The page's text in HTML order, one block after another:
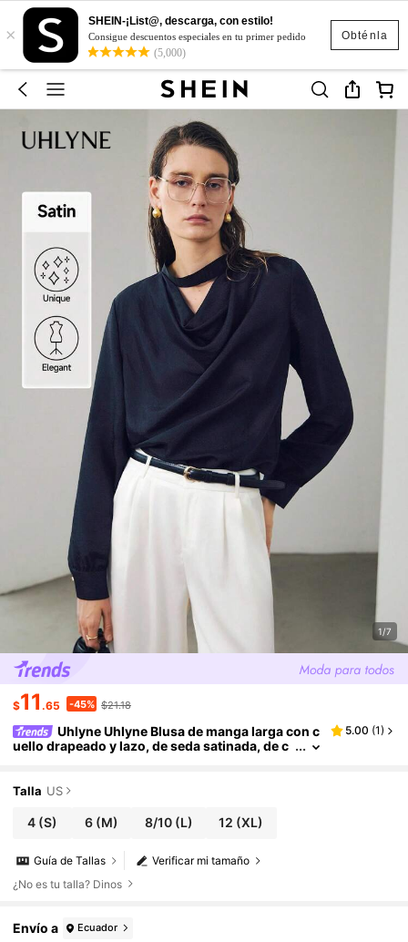
Obténla
×
SHEIN-¡List@, descarga, con estilo!
Consigue descuentos especiales en tu primer pedido
(5,000)
1/7
$11 .65 -45% $21.18
Uhlyne Uhlyne Blusa de manga larga con c
uello drapeado y lazo, de seda satinada, de c
res, vuelta al colegio, otoño, estilo neutral, casual
5.00 (1)
Talla US
4 (S) 6 (M) 8/10(L) 12 (XL)
Verificar mi tamaño
Guía de Tallas
¿No es tu talla? Dinos
Envío a Ecuador